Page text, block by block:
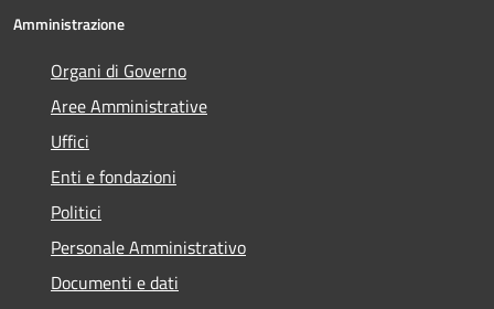
Amministrazione
Organi di Governo
Aree Amministrative
Uffici
Enti e fondazioni
Politici
Personale Amministrativo
Documenti e dati